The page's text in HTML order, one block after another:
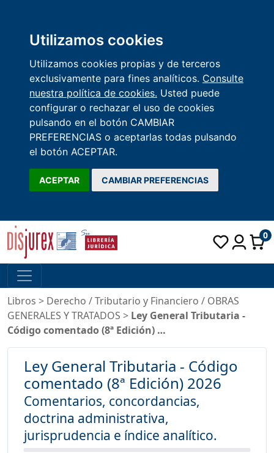
Utilizamos cookies
Utilizamos cookies propias y de terceros
exclusivamente para fines analíticos. Consulte
nuestra política de cookies. Usted puede
configurar o rechazar el uso de cookies
pulsando en el botón CAMBIAR
PREFERENCIAS o aceptarlas todas pulsando
el botón ACEPTAR.
ACEPTAR CAMBIAR PREFERENCIAS
0
Libros > Derecho /Tributario y Financiero / OBRAS
GENERALES Y TRATADOS > Ley General Tributaria -
Código comentado (8ª Edición) …
Ley General Tributaria - Código
comentado (8ª Edición) 2026
Comentarios, concordancias,
doctrina administrativa,
jurisprudencia e índice analítico.